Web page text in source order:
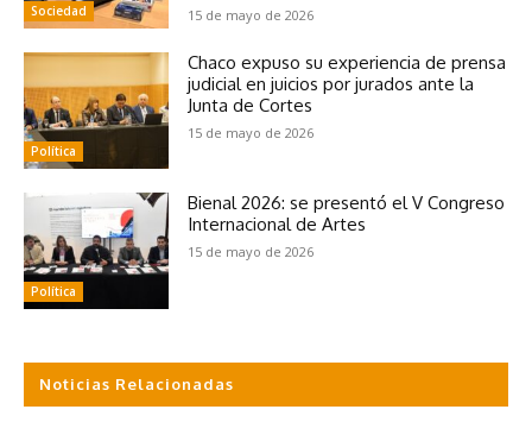
Sociedad 15 de mayo de 2026
Política
Chaco expuso su experiencia de prensa
judicial en juicios por jurados ante la
Junta de Cortes
15 de mayo de 2026
Política
Bienal 2026: se presentó el V Congreso
Internacional de Artes
15 de mayo de 2026
Noticias Relacionadas